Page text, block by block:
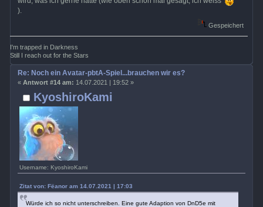
).
Gespeichert
I'm trapped in Darkness
Still I reach out for the Stars
KyoshiroKami
Username: KyoshiroKami
Re: Noch ein Avatar-pbtA-Spiel...brauchen wir es?
« Antwort #14 am: 14.07.2021 | 19:52 »
Zitat von: Fëanor am 14.07.2021 | 17:03
Würde ich so nicht unterschreiben. Eine gute Adaption von DnD5e mit